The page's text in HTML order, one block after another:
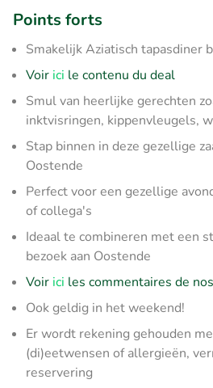
Points forts
Smakelijk Aziatisch tapasdiner
Voir ici le contenu du deal
Smul van heerlijke gerechten
inktvisringen, kippenvleugels,
Stap binnen in deze gezellige
Oostende
Perfect voor een gezellige
of collega's
Ideaal te combineren met een
bezoek aan Oostende
Voir ici les commentaires de
Ook geldig in het weekend!
Er wordt rekening gehouden
(di)eetwensen of allergieën,
reservering